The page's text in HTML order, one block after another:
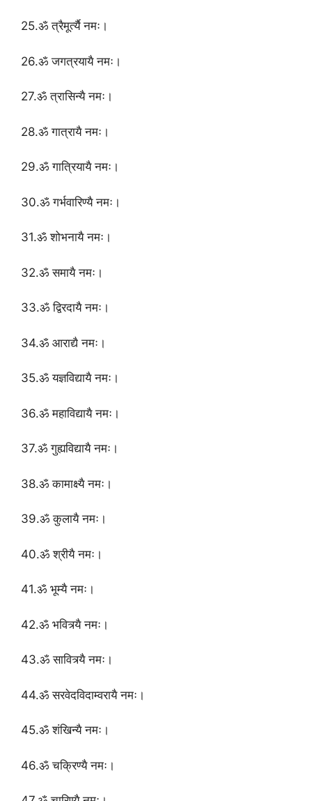
25.ॐ त्रैमूर्त्यै नमः।
26.ॐ जगत्रयायै नमः।
27.ॐ त्रासिन्यै नमः।
28.ॐ गात्रायै नमः।
29.ॐ गात्रियायै नमः।
30.ॐ गर्भवारिण्यै नमः।
31.ॐ शोभनायै नमः।
32.ॐ समायै नमः।
33.ॐ द्विरदायै नमः।
34.ॐ आराद्यै नमः।
35.ॐ यज्ञविद्यायै नमः।
36.ॐ महाविद्यायै नमः।
37.ॐ गुह्यविद्यायै नमः।
38.ॐ कामाक्ष्यै नमः।
39.ॐ कुलायै नमः।
40.ॐ श्रीयै नमः।
41.ॐ भूम्यै नमः।
42.ॐ भवित्र्यै नमः।
43.ॐ सावित्र्यै नमः।
44.ॐ सरवेदविदाम्वरायै नमः।
45.ॐ शंखिन्यै नमः।
46.ॐ चक्रिण्यै नमः।